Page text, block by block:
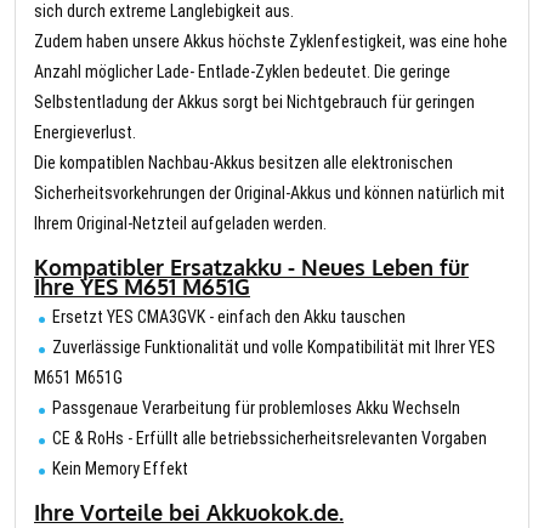
sich durch extreme Langlebigkeit aus.
Zudem haben unsere Akkus höchste Zyklenfestigkeit, was eine hohe
Anzahl möglicher Lade- Entlade-Zyklen bedeutet. Die geringe
Selbstentladung der Akkus sorgt bei Nichtgebrauch für geringen
Energieverlust.
Die kompatiblen Nachbau-Akkus besitzen alle elektronischen
Sicherheitsvorkehrungen der Original-Akkus und können natürlich mit
Ihrem Original-Netzteil aufgeladen werden.
Kompatibler Ersatzakku - Neues Leben für
Ihre YES M651 M651G
Ersetzt YES CMA3GVK - einfach den Akku tauschen
Zuverlässige Funktionalität und volle Kompatibilität mit Ihrer YES
M651 M651G
Passgenaue Verarbeitung für problemloses Akku Wechseln
CE & RoHs - Erfüllt alle betriebssicherheitsrelevanten Vorgaben
Kein Memory Effekt
Ihre Vorteile bei Akkuokok.de.